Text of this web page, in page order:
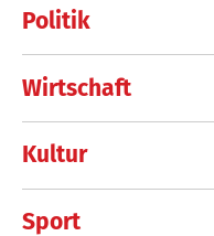
Politik
Wirtschaft
Kultur
Sport